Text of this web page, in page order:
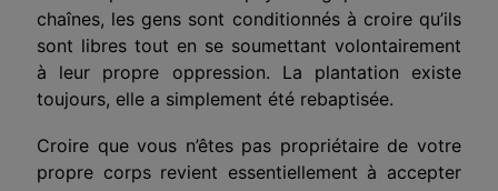
chaînes, les gens sont conditionnés à croire qu’ils
sont libres tout en se soumettant volontairement
à leur propre oppression. La plantation existe
toujours, elle a simplement été rebaptisée.
Croire que vous n’êtes pas propriétaire de votre
propre corps revient essentiellement à accepter